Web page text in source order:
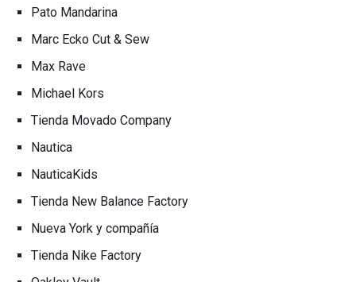
Pato Mandarina
Marc Ecko Cut & Sew
Max Rave
Michael Kors
Tienda Movado Company
Nautica
NauticaKids
Tienda New Balance Factory
Nueva York y compañía
Tienda Nike Factory